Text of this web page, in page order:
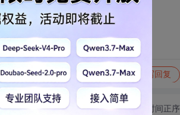
举报 写回复
切换为时间正序